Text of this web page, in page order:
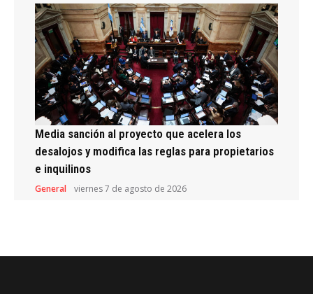
Media sanción al proyecto que acelera los
desalojos y modifica las reglas para propietarios
e inquilinos
General viernes 7 de agosto de 2026